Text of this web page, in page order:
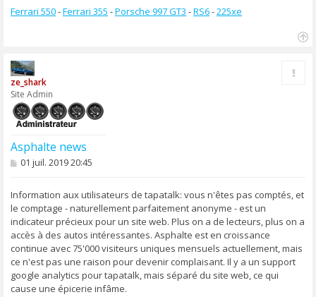
Ferrari 550-Ferrari 355 -Porsche 997 GT3 -RS6-225xe
ze_shark
Site Admin
Asphalte news
M
s
a
g
e
01 juil. 2019 20:45
Information aux utilisateurs de tapatalk: vous n'êtes pas comptés, et
le comptage - naturellement parfaitement anonyme - est un
indicateur précieux pour un site web. Plus on a de lecteurs, plus on a
accès à des autos intéressantes. Asphalte est en croissance
continue avec 75'000 visiteurs uniques mensuels actuellement, mais
ce n'est pas une raison pour devenir complaisant. Il y a un support
google analytics pour tapatalk, mais séparé du site web, ce qui
cause une épicerie infâme.